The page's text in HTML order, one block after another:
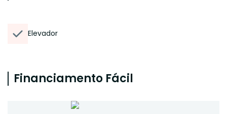
Elevador
Financiamento Fácil